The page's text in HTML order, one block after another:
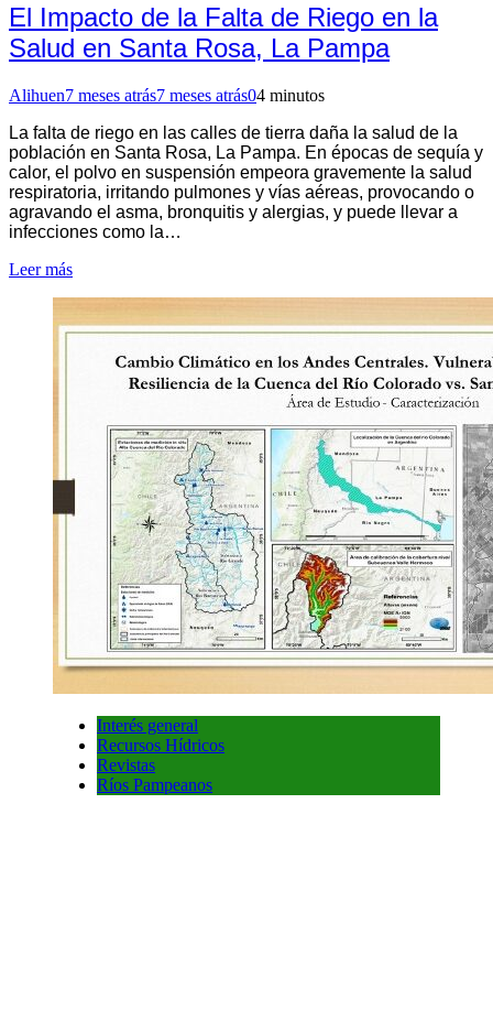
El Impacto de la Falta de Riego en la
Salud en Santa Rosa, La Pampa
Alihuen7 meses atrás7 meses atrás04 minutos
La falta de riego en las calles de tierra daña la salud de la
población en Santa Rosa, La Pampa. En épocas de sequía y
calor, el polvo en suspensión empeora gravemente la salud
respiratoria, irritando pulmones y vías aéreas, provocando o
agravando el asma, bronquitis y alergias, y puede llevar a
infecciones como la…
Leer más
Interés general
Recursos Hídricos
Revistas
Ríos Pampeanos